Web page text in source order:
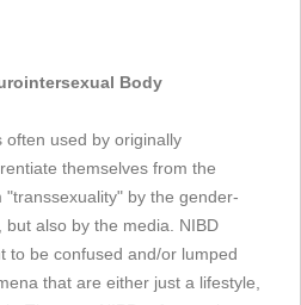
Body
often used by originally
themselves from the
by the gender-
also by the media. NIBD
to be confused and/or lumped
that are either just a lifestyle,